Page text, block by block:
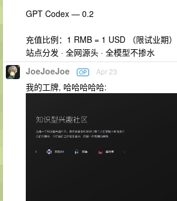
GPT Codex — 0.2
充值比例：1 RMB = 1 USD （限试业期
站点分发 · 全网源头 · 全模型不掺水
JoeJoeJoe OP Apr 23
我的工牌, 哈哈哈哈哈: